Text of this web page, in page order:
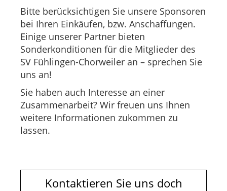
Bitte berücksichtigen Sie unsere Sponsoren
bei Ihren Einkäufen, bzw. Anschaffungen.
Einige unserer Partner bieten
Sonderkonditionen für die Mitglieder des
SV Fühlingen-Chorweiler an – sprechen Sie
uns an!
Sie haben auch Interesse an einer
Zusammenarbeit? Wir freuen uns Ihnen
weitere Informationen zukommen zu
lassen.
Kontaktieren Sie uns doch